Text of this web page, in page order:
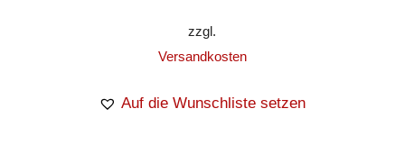
zzgl.
Versandkosten
Auf die Wunschliste setzen